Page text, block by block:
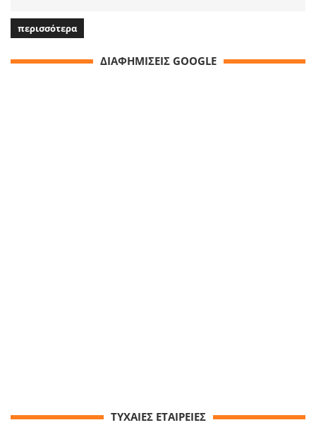
περισσότερα
ΔΙΑΦΗΜΙΣΕΙΣ GOOGLE
ΤΥΧΑΙΕΣ ΕΤΑΙΡΕΙΕΣ